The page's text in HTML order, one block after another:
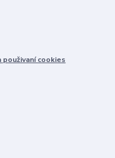
použivaní cookies